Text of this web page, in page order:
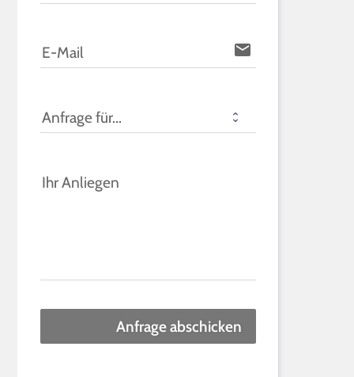
E-Mail email
Anfrage für...
Ihr Anliegen
Anfrage abschicken